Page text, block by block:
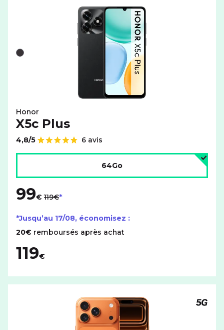
Liste de couleurs disponibles pour le HONOR X5c Plus
Noir
Honor
X5c Plus
Note de
4,8/5
6 avis
64Go
99€ 119€
*Jusqu’au 17/08, économisez :
20€ remboursés après achat
119€